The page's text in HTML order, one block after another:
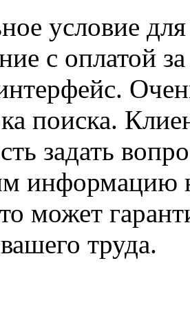
условие
с оплатой
поиска.
задать
информацию
может
труда.